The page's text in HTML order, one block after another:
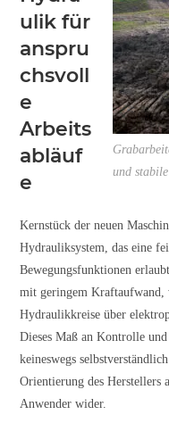
und
ulik für
anspru
chsvoll
e
Arbeits
abläuf
e
Kernstück der neuen
Hydrauliksystem, das eine
Bewegungsfunktionen
mit geringem Kraftaufwand,
Hydraulikkreise über
Dieses Maß an Kontrolle
keineswegs
Orientierung des Herstellers
Anwender wider.